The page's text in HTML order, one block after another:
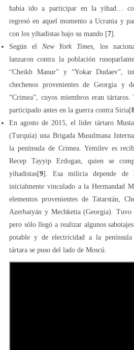
había ido a participar en la yihad…
regresó en aquel momento a Ucrania y
con los yihadistas bajo su mando [7].
Según el New York Times , los
lanzaron contra la población
“Cheikh Manur” y “Yokar Dudaev”,
chechenos provenientes de Georgia y
“Crimea”, cuyos miembros eran tártaros.
participado antes en la guerra contra Siria[
En agosto de 2015, el líder tártaro
(Turquía) una Brigada Musulmana
la península de Crimea. Yemilev es
Recep Tayyip Erdogan, quien se
yihadistas[9]. Esa milicia depende de
inicialmente vinculado a la Hermandad
elementos provenientes de Tatarstán,
Azerbaiyán y Mechketia (Georgia). Tuvo
pero sólo llegó a realizar algunos
potable y de electricidad a la
tártara se puso del lado de Moscú.